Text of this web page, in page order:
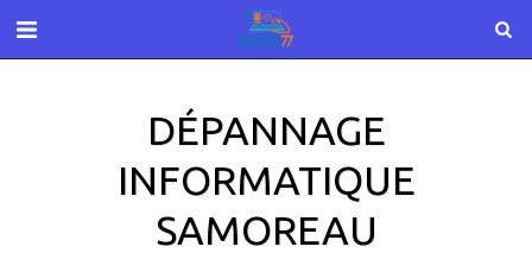
DÉPANNAGE
INFORMATIQUE
SAMOREAU